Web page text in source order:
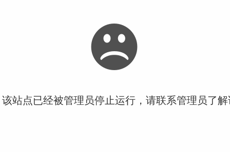
站点已经被管理员停止运行，请联系管理员了